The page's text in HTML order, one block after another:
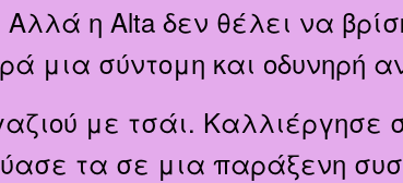
η Alta δεν θέλει να
μια σύντομη και οδυνηρή
με τσάι. Καλλιέργησε
τα σε μια παράξενη